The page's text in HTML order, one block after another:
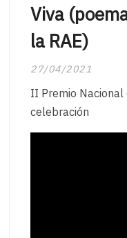
Viva
la RAE)
27/04/2021
II Premio Nacional
celebración